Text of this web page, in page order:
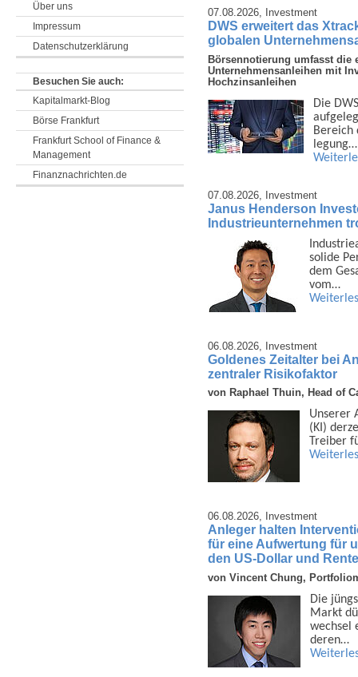
07.08.2026, Investment
DWS erweitert das
globalen
Börsennotierung umfasst die
Unternehmensanleihen mit
Hochzinsanleihen
Die
Bereich
legung…
07.08.2026, Investment
Janus Henderson
Industrieunternehmen
solide
dem
vom…
06.08.2026, Investment
Goldenes Zeitalter bei
zentraler Risikofaktor
von Raphael Thuin, Head of
Unserer
(KI)
Treiber
06.08.2026, Investment
Anleger halten
für eine Aufwertung für
den US-Dollar und
von Vincent Chung,
Die
Markt
wechsel
deren…
Über uns
Impressum
Datenschutzerklärung
Besuchen Sie auch:
Kapitalmarkt-Blog
Börse Frankfurt
Frankfurt School of Finance &
Management
Finanznachrichten.de